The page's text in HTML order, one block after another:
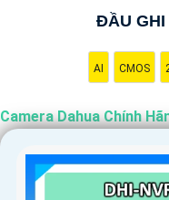
ĐẦU GHI
AI CMOS
Camera Dahua Chính